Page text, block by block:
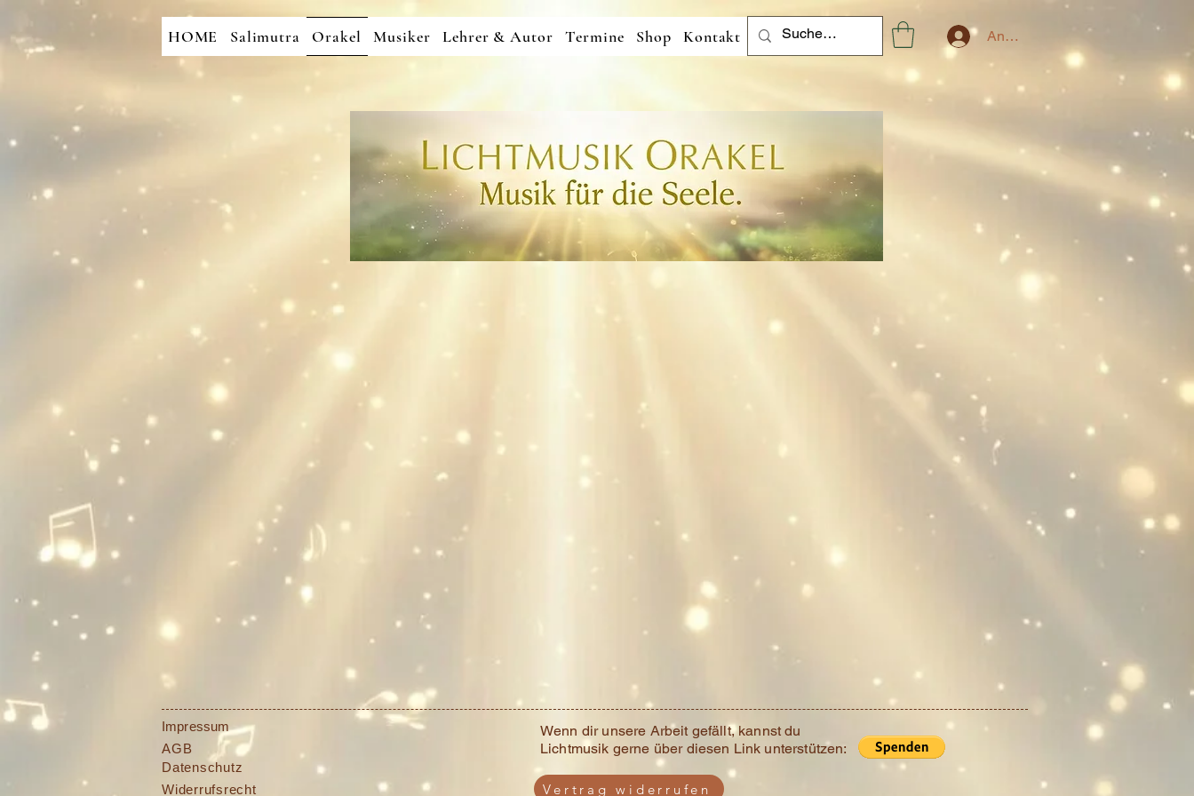
HOME Salimutra Orakel Musiker Lehrer & Autor Termine Shop Kontakt Anmelden
Impressum
AGB
Wenn dir unsere Arbeit gefällt, kannst du
Lichtmusik gerne über diesen Link unterstützen:
Datenschutz
Widerrufsrecht
Vertrag widerrufen